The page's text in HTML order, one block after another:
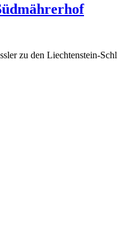
zu den Liechtenstein-